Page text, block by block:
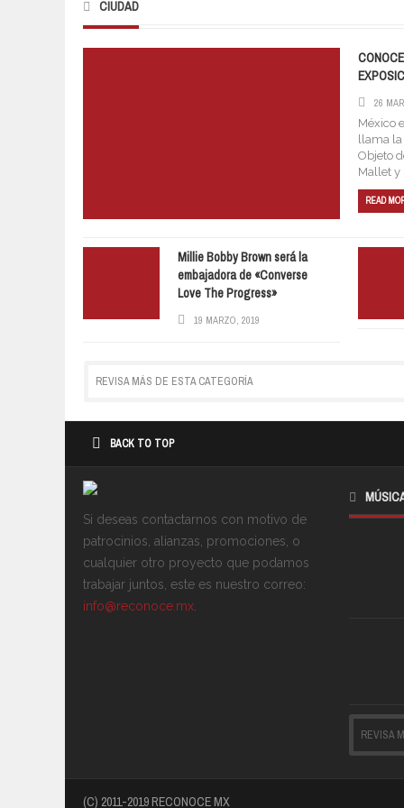
CIUDAD
26
México
llama la
Objeto
Mallet y
READ
Millie Bobby Brown será la
embajadora de «Converse
Love The Progress»
19 MARZO, 2019
REVISA MÁS DE ESTA CATEGORÍA
BACK TO TOP
Si deseas contactarnos con motivo de
patrocinios, alianzas, promociones, o
cualquier otro proyecto que podamos
trabajar juntos, este es nuestro correo:
info@reconoce.mx
REVISA
(C) 2011-2019 RECONOCE MX